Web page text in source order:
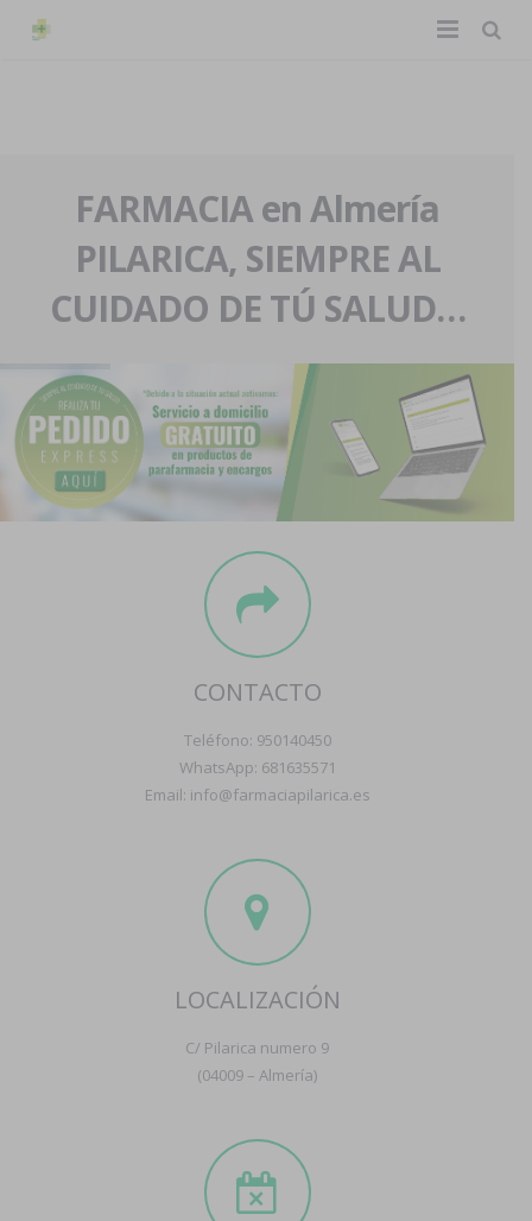
La farmacia
Nuestra historia
Nuestro equipo
Eventos
Servicios y reservas
Pedidos express
Blog
Contacto
Boletín
FARMACIA en Almería
PILARICA, SIEMPRE AL
CUIDADO DE TÚ SALUD…
CONTACTO
Teléfono: 950140450
WhatsApp: 681635571
Email: info@farmaciapilarica.es
LOCALIZACIÓN
C/ Pilarica numero 9
(04009 – Almería)